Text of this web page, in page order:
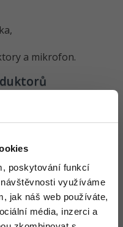
poskytování funkcí
využíváme
jak náš web používáte,
média, inzerci a
a mikrofon.